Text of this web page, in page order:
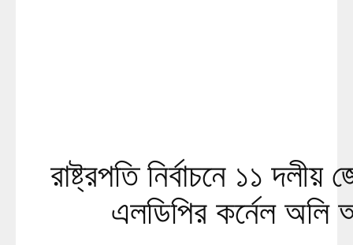
রাষ্ট্রপতি নির্বাচনে ১১ দলীয়
এলডিপির কর্নেল অলি